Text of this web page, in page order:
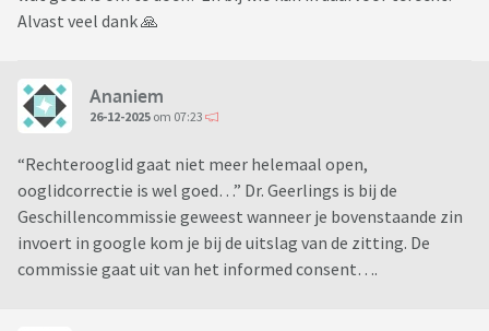
Alvast veel dank 🙏
Ananiem
26-12-2025 om 07:23
“Rechterooglid gaat niet meer helemaal open,
ooglidcorrectie is wel goed…” Dr. Geerlings is bij de
Geschillencommissie geweest wanneer je bovenstaande zin
invoert in google kom je bij de uitslag van de zitting. De
commissie gaat uit van het informed consent….